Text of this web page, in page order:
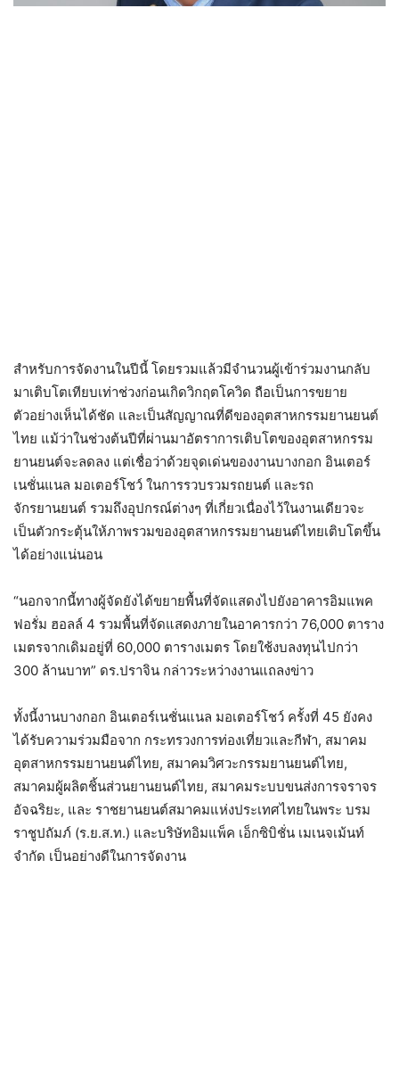
สำหรับการจัดงานในปีนี้ โดยรวมแล้วมีจำนวนผู้เข้าร่วมงานกลับ
มาเติบโตเทียบเท่าช่วงก่อนเกิดวิกฤตโควิด ถือเป็นการขยาย
ตัวอย่างเห็นได้ชัด และเป็นสัญญาณที่ดีของอุตสาหกรรมยานยนต์
ไทย แม้ว่าในช่วงต้นปีที่ผ่านมาอัตราการเติบโตของอุตสาหกรรม
ยานยนต์จะลดลง แต่เชื่อว่าด้วยจุดเด่นของงานบางกอก อินเตอร์
เนชั่นแนล มอเตอร์โชว์ ในการรวบรวมรถยนต์ และรถ
จักรยานยนต์ รวมถึงอุปกรณ์ต่างๆ ที่เกี่ยวเนื่องไว้ในงานเดียวจะ
เป็นตัวกระตุ้นให้ภาพรวมของอุตสาหกรรมยานยนต์ไทยเติบโตขึ้น
ได้อย่างแน่นอน
“นอกจากนี้ทางผู้จัดยังได้ขยายพื้นที่จัดแสดงไปยังอาคารอิมแพค
ฟอรั่ม ฮอลล์ 4 รวมพื้นที่จัดแสดงภายในอาคารกว่า 76,000 ตาราง
เมตรจากเดิมอยู่ที่ 60,000 ตารางเมตร โดยใช้งบลงทุนไปกว่า
300 ล้านบาท” ดร.ปราจิน กล่าวระหว่างงานแถลงข่าว
ทั้งนี้งานบางกอก อินเตอร์เนชั่นแนล มอเตอร์โชว์ ครั้งที่ 45 ยังคง
ได้รับความร่วมมือจาก กระทรวงการท่องเที่ยวและกีฬา, สมาคม
อุตสาหกรรมยานยนต์ไทย, สมาคมวิศวะกรรมยานยนต์ไทย,
สมาคมผู้ผลิตชิ้นส่วนยานยนต์ไทย, สมาคมระบบขนส่งการจราจร
อัจฉริยะ, และ ราชยานยนต์สมาคมแห่งประเทศไทยในพระ บรม
ราชูปถัมภ์ (ร.ย.ส.ท.) และบริษัทอิมแพ็ค เอ็กซิบิชั่น เมเนจเม้นท์
จำกัด เป็นอย่างดีในการจัดงาน